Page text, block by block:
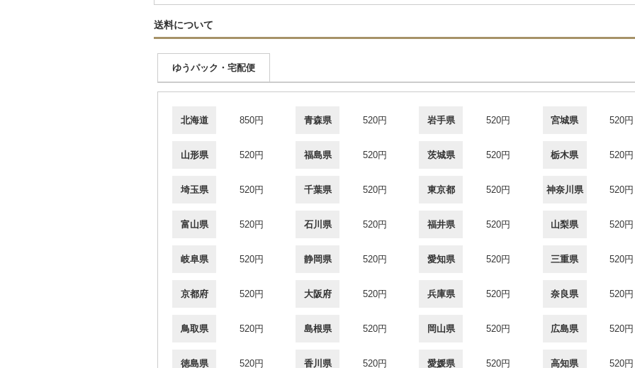
送料について
ゆうパック・宅配便
北海道 850円 青森県 520円 岩手県 520円 宮城県 520円
山形県 520円 福島県 520円 茨城県 520円 栃木県 520円
埼玉県 520円 千葉県 520円 東京都 520円 神奈川県 520円
富山県 520円 石川県 520円 福井県 520円 山梨県 520円
岐阜県 520円 静岡県 520円 愛知県 520円 三重県 520円
京都府 520円 大阪府 520円 兵庫県 520円 奈良県 520円
鳥取県 520円 島根県 520円 岡山県 520円 広島県 520円
徳島県 520円 香川県 520円 愛媛県 520円 高知県 520円